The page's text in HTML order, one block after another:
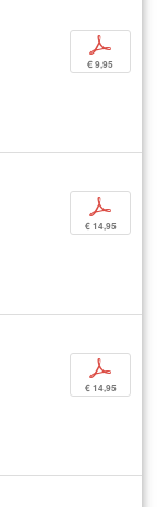
p
€ 9,95
p
€ 14,95
p
€ 14,95